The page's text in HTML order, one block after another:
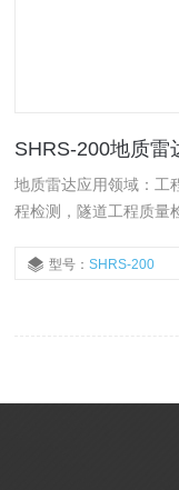
SHRS-200地质雷
地质雷达应用领域：工
程检测，隧道工程质量
型号：SHRS-200